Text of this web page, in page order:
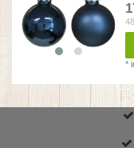
48
*